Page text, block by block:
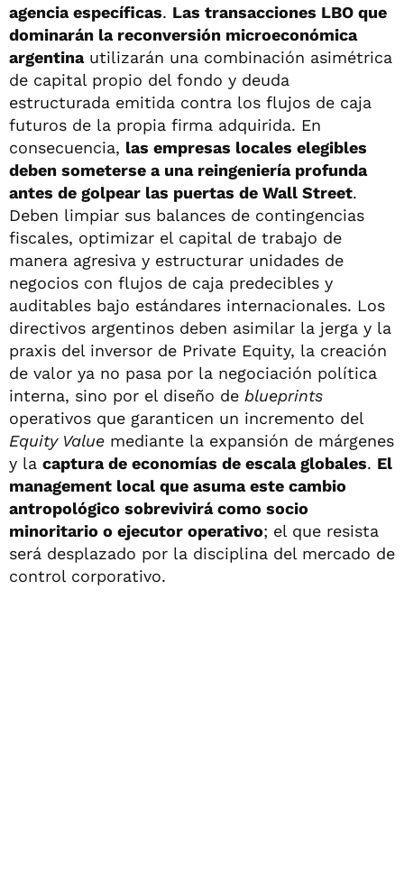
agencia específicas. Las transacciones LBO que
dominarán la reconversión microeconómica
argentinautilizarán una combinación asimétrica
de capital propio del fondo y deuda
estructurada emitida contra los flujos de caja
futuros de la propia firma adquirida. En
consecuencia, las empresas locales elegibles
deben someterse a una reingeniería profunda
antes de golpear las puertas de Wall Street.
Deben limpiar sus balances de contingencias
fiscales, optimizar el capital de trabajo de
manera agresiva y estructurar unidades de
negocios con flujos de caja predecibles y
auditables bajo estándares internacionales. Los
directivos argentinos deben asimilar la jerga y la
praxis del inversor de Private Equity, la creación
de valor ya no pasa por la negociación política
interna, sino por el diseño de blueprints
operativos que garanticen un incremento del
Equity Value mediante la expansión de márgenes
y la captura de economías de escala globales. El
management local que asuma este cambio
antropológico sobrevivirá como socio
minoritario o ejecutor operativo; el que resista
será desplazado por la disciplina del mercado de
control corporativo.